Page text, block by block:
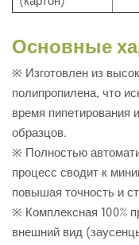
Основные
※ Изготовлен из
полипропилена, что
время пипетирования
образцов.
※ Полностью
процесс сводит к
повышая точность и
※ Комплексная 100%
внешний вид